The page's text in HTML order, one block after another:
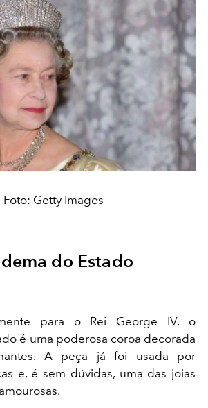
Foto: Getty Images
do Estado
para o Rei George IV, o
é uma poderosa coroa decorada
A peça já foi usada por
e, é sem dúvidas, uma das joias